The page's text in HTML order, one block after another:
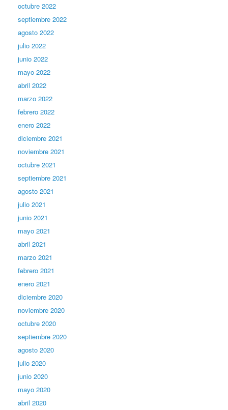
octubre 2022
septiembre 2022
agosto 2022
julio 2022
junio 2022
mayo 2022
abril 2022
marzo 2022
febrero 2022
enero 2022
diciembre 2021
noviembre 2021
octubre 2021
septiembre 2021
agosto 2021
julio 2021
junio 2021
mayo 2021
abril 2021
marzo 2021
febrero 2021
enero 2021
diciembre 2020
noviembre 2020
octubre 2020
septiembre 2020
agosto 2020
julio 2020
junio 2020
mayo 2020
abril 2020